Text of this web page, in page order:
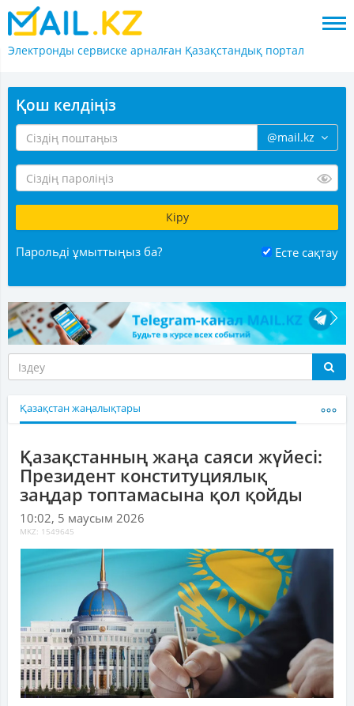
Электронды сервиске арналған Қазақстандық портал
Қош келдіңіз
@mail.kz
Парольді ұмыттыңыз ба? Есте сақтау
Қазақстан жаңалықтары
Қазақстанның жаңа саяси жүйесі:
Президент конституциялық
заңдар топтамасына қол қойды
10:02, 5 маусым 2026
MKZ: 1549645